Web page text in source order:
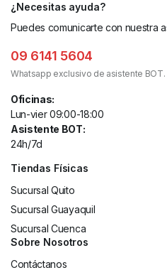
¿Necesitas ayuda?
Puedes comunicarte con nuestra
09 6141 5604
Whatsapp exclusivo de asistente BOT.
Oficinas:
Lun-vier 09:00-18:00
Asistente BOT:
24h/7d
Tiendas Físicas
Sucursal Quito
Sucursal Guayaquil
Sucursal Cuenca
Sobre Nosotros
Contáctanos